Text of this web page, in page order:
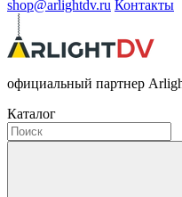
shop@arlightdv.ru Контакты
официальный партнер
Каталог